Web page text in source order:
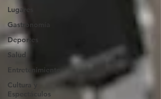
Lugares
Gastronomía
Deportes
Salud
Entretenimiento
Cultura y
Espectáculos